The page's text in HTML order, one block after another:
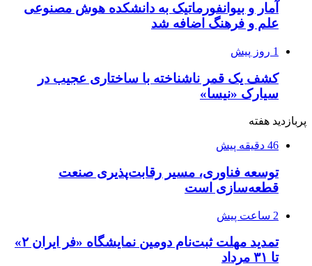
آمار و بیوانفورماتیک به دانشکده هوش مصنوعی
علم و فرهنگ اضافه شد
1 روز پیش
کشف یک قمر ناشناخته با ساختاری عجیب در
سیارک «نیسا»
پربازدید هفته
46 دقیقه پیش
توسعه فناوری، مسیر رقابت‌پذیری صنعت
قطعه‌سازی است
2 ساعت پیش
تمدید مهلت ثبت‌نام دومین نمایشگاه «فر ایران ۲»
تا ۳۱ مرداد